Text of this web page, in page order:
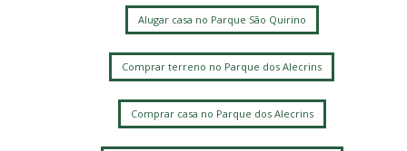
Alugar casa no Parque São Quirino
Comprar terreno no Parque dos Alecrins
Comprar casa no Parque dos Alecrins